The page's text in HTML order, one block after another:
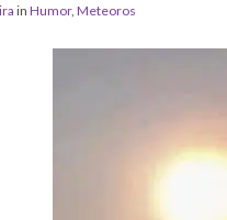
in Humor, Meteoros